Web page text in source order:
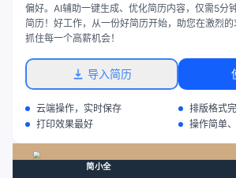
偏好。AI辅助一键生成、优化简历内容，仅需5分
简历！好工作，从一份好简历开始，助您在激烈的
抓住每一个高薪机会！
导入简历
云端操作，实时保存
排版格式
打印效果最好
操作简单
简小全